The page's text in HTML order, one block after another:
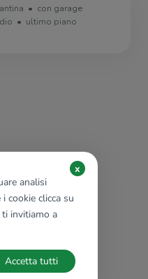
con garage
ultimo piano
analisi
cookie clicca su
ti invitiamo a
x
Accetta tutti